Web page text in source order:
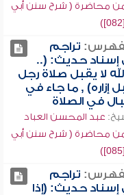
محاضرة ( شرح سنن أبي
تراجم
إسناد حديث: (..
لا يقبل صلاة رجل
إزاره) , ما جاء في
في الصلاة
عبد المحسن العباد
محاضرة ( شرح سنن أبي
تراجم
إسناد حديث: (إذا